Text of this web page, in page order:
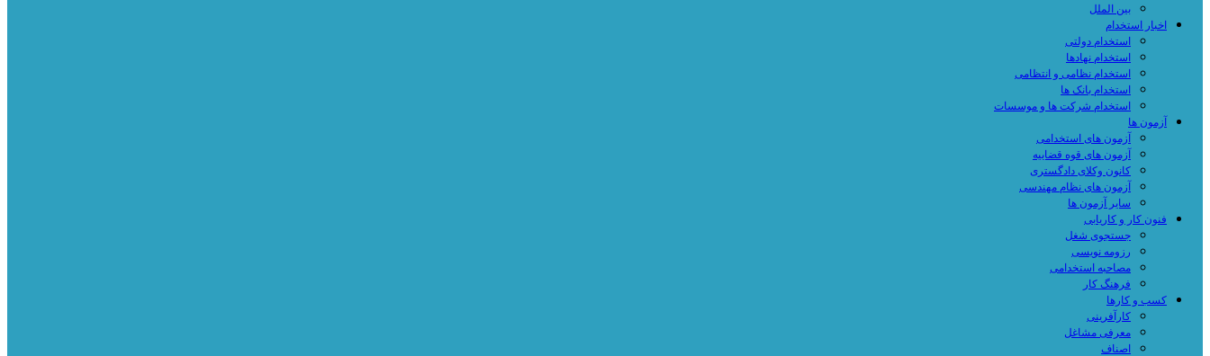
بین الملل
اخبار استخدام
استخدام دولتی
استخدام نهادها
استخدام نظامی و انتظامی
استخدام بانک ها
استخدام شرکت ها و موسسات
آزمون ها
آزمون های استخدامی
آزمون های قوه قضاییه
کانون وکلای دادگستری
آزمون های نظام مهندسی
سایر آزمون ها
فنون کار و کاریابی
جستجوی شغل
رزومه نویسی
مصاحبه استخدامی
فرهنگ کار
کسب و کارها
کارآفرینی
معرفی مشاغل
اصناف